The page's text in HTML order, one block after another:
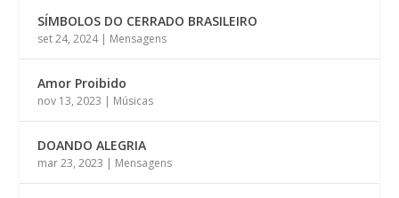
SÍMBOLOS DO CERRADO BRASILEIRO
set 24, 2024| Mensagens
Amor Proibido
nov 13, 2023 | Músicas
DOANDO ALEGRIA
mar 23, 2023 | Mensagens